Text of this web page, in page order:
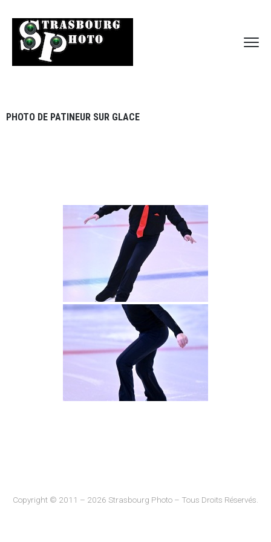
PHOTO DE PATINEUR SUR GLACE
Copyright © 2011 – 2026 Strasbourg Photo – Tous Droits Réservés.